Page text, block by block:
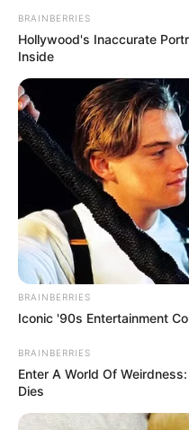
ΑΠΟΨΕΙΣ ΠΑΙΔΕΙΑ ΡΟΗ ΤΩΝ
Δεν γίνεται να
γίνεται!!!!
Δεν γίνεται να
BRAINBERRIES
Hollywood's Inaccurate
Inside
BRAINBERRIES
Iconic '90s Entertainment
BRAINBERRIES
Enter A World Of
Dies